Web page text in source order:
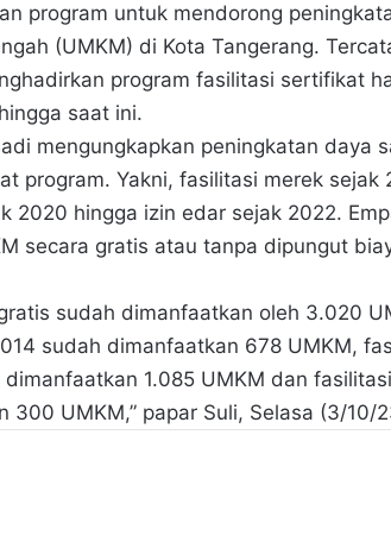
program untuk mendorong
(UMKM) di Kota Tangerang.
program fasilitasi sertifikat
saat ini.
mengungkapkan peningkatan daya
program. Yakni, fasilitasi merek sejak
2020 hingga izin edar sejak 2022.
secara gratis atau tanpa dipungut
sudah dimanfaatkan oleh 3.020
sudah dimanfaatkan 678 UMKM,
1.085 UMKM dan
UMKM,” papar Suli, Selasa (3/10/